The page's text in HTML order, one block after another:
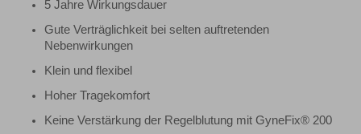
5 Jahre Wirkungsdauer
Gute Verträglichkeit bei selten auftretenden
Nebenwirkungen
Klein und flexibel
Hoher Tragekomfort
Keine Verstärkung der Regelblutung mit GyneFix® 200